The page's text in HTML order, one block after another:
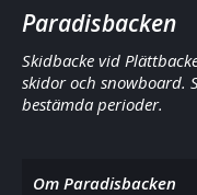
Paradisbacken
Skidbacke vid
skidor och snowboard.
bestämda perioder.
Om Paradisbacken